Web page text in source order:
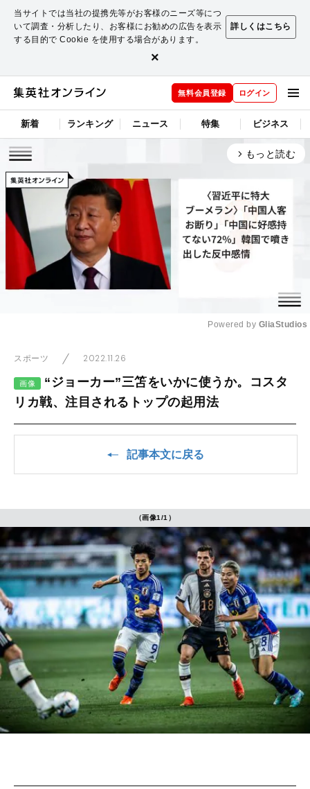
当サイトでは当社の提携先等がお客様のニーズ等につ
いて調査・分析したり、お客様にお勧めの広告を表示
する目的で Cookie を使用する場合があります。
詳しくはこちら
×
無料会員登録 ログイン
新着 ランキング ニュース 特集 ビジネス
arrow_forward_ios もっと読む
Powered by GliaStudios
スポーツ 2022.11.26
画像
“ジョーカー”三笘をいかに使うか。コスタ
リカ戦、注目されるトップの起用法
記事本文に戻る
（画像1/1）